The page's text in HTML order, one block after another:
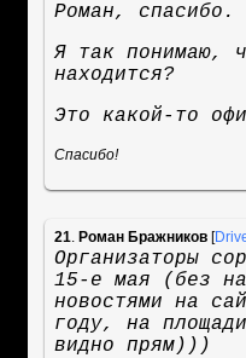
Роман, спасибо.
Я так понимаю,
находится?
Это какой-то
Спасибо!
21. Роман Бражников [
Организаторы
15-е мая (без
новостями на
году, на
видно прям)))